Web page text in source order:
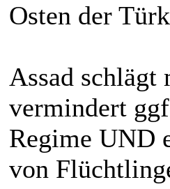
Osten der
Assad schlägt
vermindert
Regime UND
von